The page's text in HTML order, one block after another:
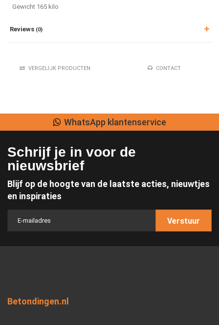
Gewicht 165 kilo
Reviews (0)
VERGELIJK PRODUCTEN CONTACT
WhatsApp klantenservice
Schrijf je in voor de
nieuwsbrief
Blijf op de hoogte van de laatste acties, nieuwtjes
en inspiraties
Verstuur
Betondingen.nl